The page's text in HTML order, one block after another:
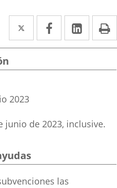
Twitter
Enlace
a
aplicación
Facebook
Enlace
a
aplicación
Enlace
a
2023
junio de 2023, inclusive.
las